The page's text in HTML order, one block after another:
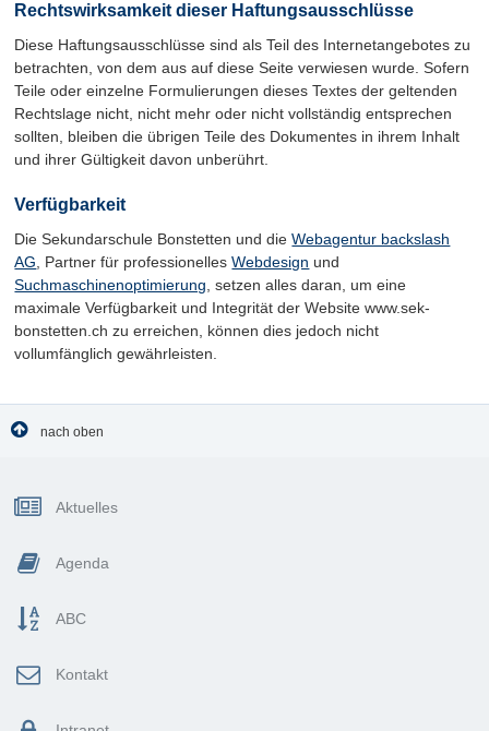
Rechtswirksamkeit dieser Haftungsausschlüsse
Diese Haftungsausschlüsse sind als Teil des Internetangebotes zu
betrachten, von dem aus auf diese Seite verwiesen wurde. Sofern
Teile oder einzelne Formulierungen dieses Textes der geltenden
Rechtslage nicht, nicht mehr oder nicht vollständig entsprechen
sollten, bleiben die übrigen Teile des Dokumentes in ihrem Inhalt
und ihrer Gültigkeit davon unberührt.
Verfügbarkeit
Die Sekundarschule Bonstetten und dieWebagentur backslash
AG , Partner für professionellesWebdesign und
Suchmaschinenoptimierung , setzen alles daran, um eine
maximale Verfügbarkeit und Integrität der Website www.sek-
bonstetten.ch zu erreichen, können dies jedoch nicht
vollumfänglich gewährleisten.
nach oben
Sidebar
Aktuelles
Agenda
ABC
Kontakt